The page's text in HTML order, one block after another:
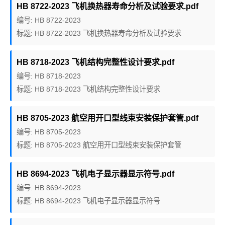
HB 8722-2023 飞机换热器寿命分析及试验要求.pdf
编号: HB 8722-2023
标题: HB 8722-2023 飞机换热器寿命分析及试验要求
HB 8718-2023 飞机结构完整性设计要求.pdf
编号: HB 8718-2023
标题: HB 8718-2023 飞机结构完整性设计要求
HB 8705-2023 航空用开口型线束安装保护套管.pdf
编号: HB 8705-2023
标题: HB 8705-2023 航空用开口型线束安装保护套管
HB 8694-2023 飞机电子显示器显示符号.pdf
编号: HB 8694-2023
标题: HB 8694-2023 飞机电子显示器显示符号